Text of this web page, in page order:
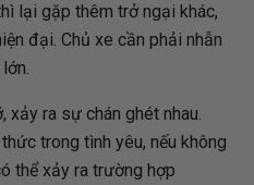
lại gặp thêm trở ngại khác,
đại. Chủ xe cần phải nhẫn
xảy ra sự chán ghét nhau.
trong tình yêu, nếu không
thể xảy ra trường hợp